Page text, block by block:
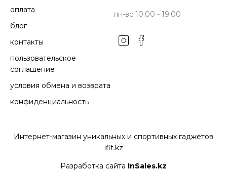
Интернет-магазин уникальных и спортивных гаджетов
ifit.kz
Разработка сайта InSales.kz
оплата
блог
контакты
пользовательское
соглашение
условия обмена и возврата
конфиденциальность
пн-вс 10.00 - 19:00